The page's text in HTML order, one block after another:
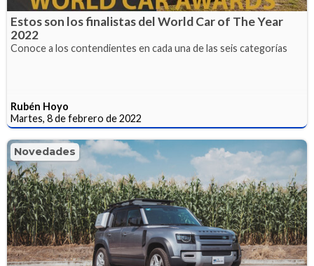
Estos son los finalistas del World Car of The Year
2022
Conoce a los contendientes en cada una de las seis categorías
Rubén Hoyo
Martes, 8 de febrero de 2022
Novedades